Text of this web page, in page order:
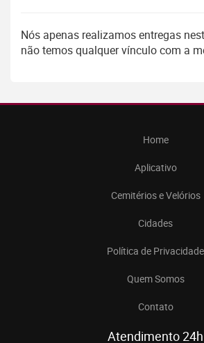
Nós apenas realizamos entregas
não temos qualquer vínculo com a
Home
Aplicativo
Cemitérios e Velórios
Cidades
Política de Privacidade
Quem Somos
Contato
Atendimento 24h